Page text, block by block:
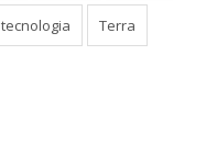
tecnologia Terra